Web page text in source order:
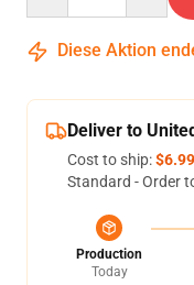
Diese Aktion
Deliver to
Cost to ship:$6.99
Standard - Order
Production
Today